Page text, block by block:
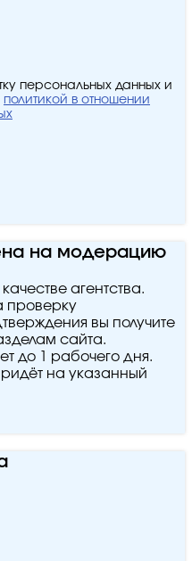
персональных данных и
политикой в отношении
на модерацию
агентства.
проверку
вы получите
сайта.
до 1 рабочего дня.
на указанный